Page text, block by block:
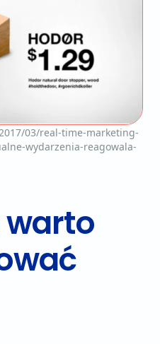
03/real-time-marketing-
wydarzenia-reagowala-
warto